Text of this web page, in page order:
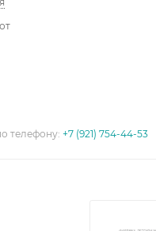
телефону:+7 (921) 754-44-53